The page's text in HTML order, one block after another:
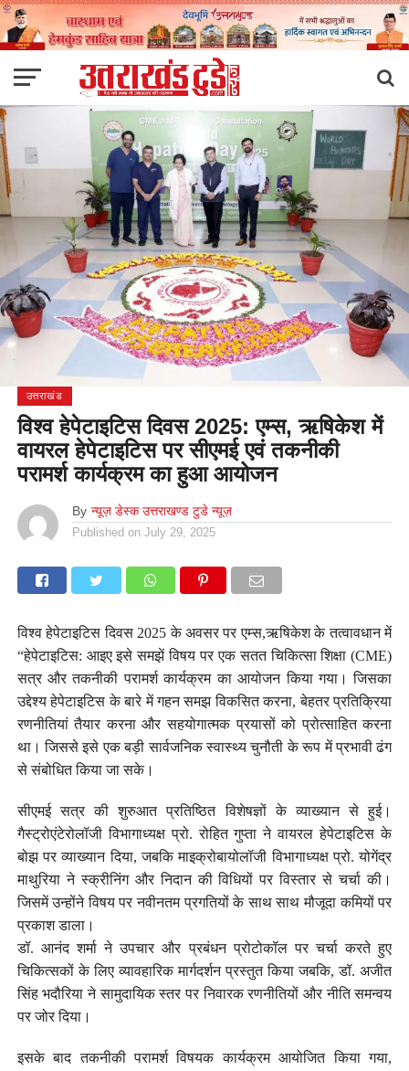
उत्तराखंड
विश्व हेपेटाइटिस दिवस 2025: एम्स, ऋषिकेश में
वायरल हेपेटाइटिस पर सीएमई एवं तकनीकी
परामर्श कार्यक्रम का हुआ आयोजन
By न्यूज़ डेस्क उत्तराखण्ड टुडे न्यूज़
Published on July 29, 2025
विश्व हेपेटाइटिस दिवस 2025 के अवसर पर एम्स,ऋषिकेश के तत्वावधान में
“हेपेटाइटिस: आइए इसे समझें विषय पर एक सतत चिकित्सा शिक्षा (CME)
सत्र और तकनीकी परामर्श कार्यक्रम का आयोजन किया गया। जिसका
उद्देश्य हेपेटाइटिस के बारे में गहन समझ विकसित करना, बेहतर प्रतिक्रिया
रणनीतियां तैयार करना और सहयोगात्मक प्रयासों को प्रोत्साहित करना
था। जिससे इसे एक बड़ी सार्वजनिक स्वास्थ्य चुनौती के रूप में प्रभावी ढंग
से संबोधित किया जा सके।
सीएमई सत्र की शुरुआत प्रतिष्ठित विशेषज्ञों के व्याख्यान से हुई।
गैस्ट्रोएंटेरोलॉजी विभागाध्यक्ष प्रो. रोहित गुप्ता ने वायरल हेपेटाइटिस के
बोझ पर व्याख्यान दिया, जबकि माइक्रोबायोलॉजी विभागाध्यक्ष प्रो. योगेंद्र
माथुरिया ने स्क्रीनिंग और निदान की विधियों पर विस्तार से चर्चा की।
जिसमें उन्होंने विषय पर नवीनतम प्रगतियों के साथ साथ मौजूदा कमियों पर
प्रकाश डाला।
डॉ. आनंद शर्मा ने उपचार और प्रबंधन प्रोटोकॉल पर चर्चा करते हुए
चिकित्सकों के लिए व्यावहारिक मार्गदर्शन प्रस्तुत किया जबकि, डॉ. अजीत
सिंह भदौरिया ने सामुदायिक स्तर पर निवारक रणनीतियों और नीति समन्वय
पर जोर दिया।
इसके बाद तकनीकी परामर्श विषयक कार्यक्रम आयोजित किया गया,